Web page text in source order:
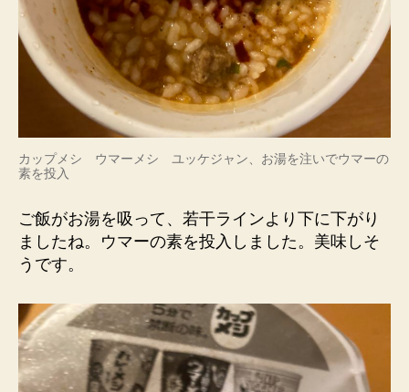
カップメシ ウマーメシ ユッケジャン、お湯を注いでウマーの
素を投入
ご飯がお湯を吸って、若干ラインより下に下がり
ましたね。ウマーの素を投入しました。美味しそ
うです。